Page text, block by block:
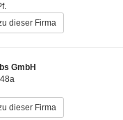
dieser Firma
GmbH
dieser Firma